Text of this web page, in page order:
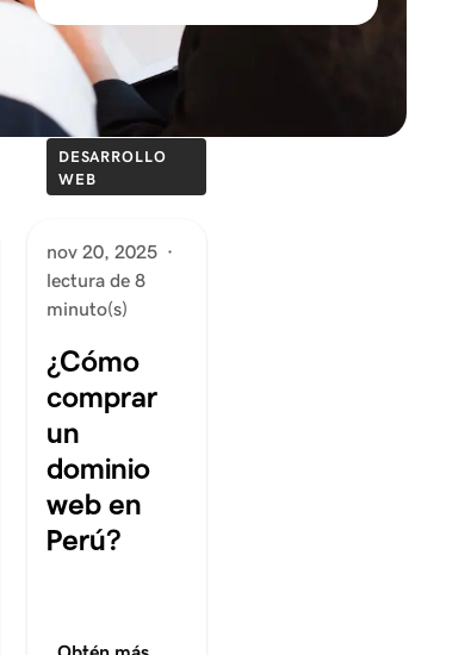
DESARROLLO
WEB
nov 20, 2025 ·
lectura de 8
minuto(s)
¿Cómo
comprar
un
dominio
web en
Perú?